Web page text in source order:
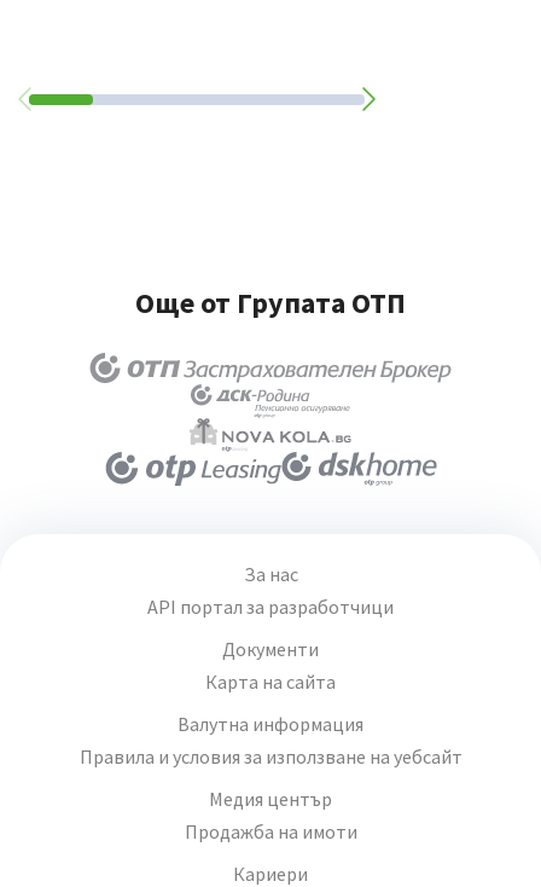
Още от Групата ОТП
За нас
API портал за разработчици
Документи
Карта на сайта
Валутна информация
Правила и условия за използване на уебсайт
Медия център
Продажба на имоти
Кариери